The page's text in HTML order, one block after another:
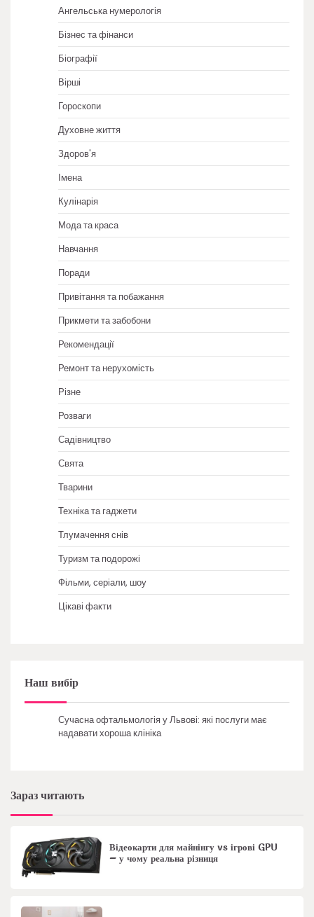
Ангельська нумерологія
Бізнес та фінанси
Біографії
Вірші
Гороскопи
Духовне життя
Здоров'я
Імена
Кулінарія
Мода та краса
Навчання
Поради
Привітання та побажання
Прикмети та забобони
Рекомендації
Ремонт та нерухомість
Різне
Розваги
Садівництво
Свята
Тварини
Техніка та гаджети
Тлумачення снів
Туризм та подорожі
Фільми, серіали, шоу
Цікаві факти
Наш вибір
Сучасна офтальмологія у Львові: які послуги має
надавати хороша клініка
Зараз читають
Відеокарти для майнінгу vs ігрові GPU
– у чому реальна різниця